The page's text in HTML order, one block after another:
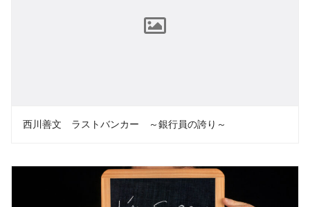
西川善文 ラストバンカー ～銀行員の誇り～